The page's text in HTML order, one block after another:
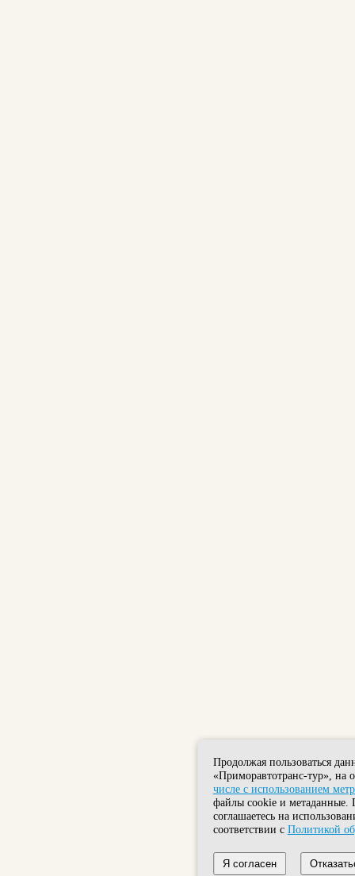
Продолжая пользоваться
«Приморавтотранс-тур», на
числе с использованием
файлы cookie и метаданные.
соглашаетесь на
соответствии с Политикой
Я согласен